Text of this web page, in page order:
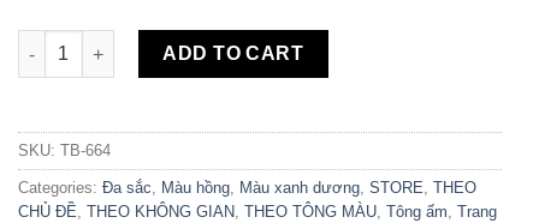
Bộ 5 Tranh Canvas Flower the Best TB-664 quantity
ADD TO CART
SKU: TB-664
Categories: Đa sắc, Màu hồng, Màu xanh dương, STORE, THEO
CHỦ ĐỀ, THEO KHÔNG GIAN, THEO TÔNG MÀU, Tông ấm, Trang